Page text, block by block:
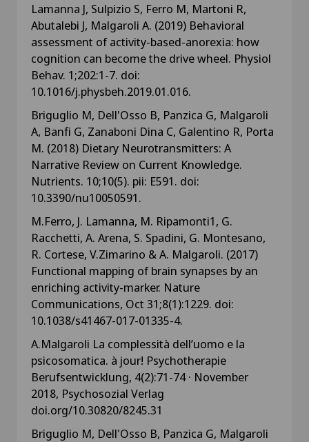
Lamanna J, Sulpizio S, Ferro M, Martoni R,
Abutalebi J, Malgaroli A. (2019) Behavioral
assessment of activity-based-anorexia: how
cognition can become the drive wheel. Physiol
Behav. 1;202:1-7. doi:
10.1016/j.physbeh.2019.01.016.
Briguglio M, Dell'Osso B, Panzica G, Malgaroli
A, Banfi G, Zanaboni Dina C, Galentino R, Porta
M. (2018) Dietary Neurotransmitters: A
Narrative Review on Current Knowledge.
Nutrients. 10;10(5). pii: E591. doi:
10.3390/nu10050591.
M.Ferro, J. Lamanna, M. Ripamonti1, G.
Racchetti, A. Arena, S. Spadini, G. Montesano,
R. Cortese, V.Zimarino & A. Malgaroli. (2017)
Functional mapping of brain synapses by an
enriching activity-marker. Nature
Communications, Oct 31;8(1):1229. doi:
10.1038/s41467-017-01335-4.
A.Malgaroli La complessità dell’uomo e la
psicosomatica. à jour! Psychotherapie
Berufsentwicklung, 4(2):71-74 · November
2018, Psychosozial Verlag
doi.org/10.30820/8245.31
Briguglio M, Dell'Osso B, Panzica G, Malgaroli